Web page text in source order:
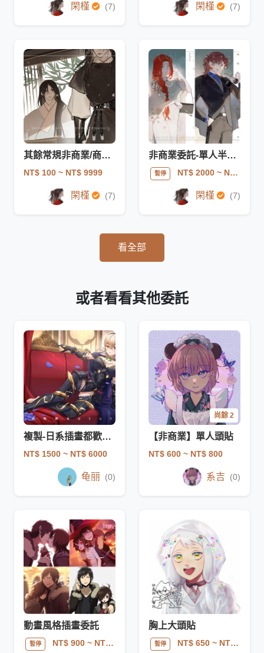
閑槿 (7) 閑槿 (7)
其餘常規非商業/商業委託【請勿直接下單】
NT$ 100 ~ NT$ 9999
閑槿 (7)
非商業委託-單人半身插畫
暫停 NT$ 2000~ NT$ 2800
閑槿 (7)
看全部
或者看看其他委託
複製-日系​​插畫都歡迎來問看看
NT$ 1500 ~ NT$ 6000
龟丽 (0)
尚餘 2
【非商業】單人頭貼
NT$ 600 ~ NT$ 800
系吉 (0)
動畫風格插畫委託
暫停 NT$ 900~ NT$ 5000
胸上大頭貼
暫停 NT$ 650~ NT$ 800